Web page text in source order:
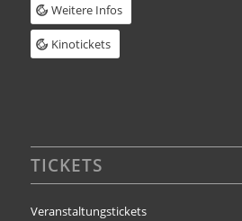
Weitere Infos
Kinotickets
TICKETS
Veranstaltungstickets